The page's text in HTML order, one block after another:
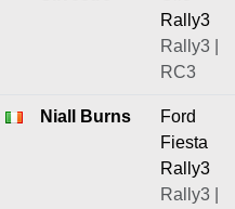
Rally3
Rally3 |
RC3
Niall Burns
Ford
Fiesta
Rally3
Rally3 |